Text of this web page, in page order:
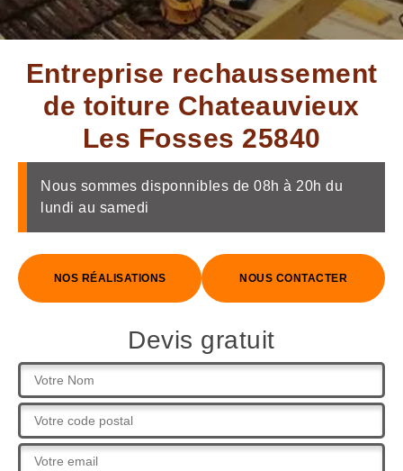
Entreprise rechaussement
de toiture Chateauvieux
Les Fosses 25840
Nous sommes disponnibles de 08h à 20h du
lundi au samedi
NOS RÉALISATIONS NOUS CONTACTER
Devis gratuit